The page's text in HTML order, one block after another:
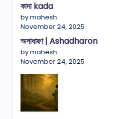
কাদা kada
by mahesh
November 24, 2025
অসাধারণ | Ashadharon
by mahesh
November 24, 2025